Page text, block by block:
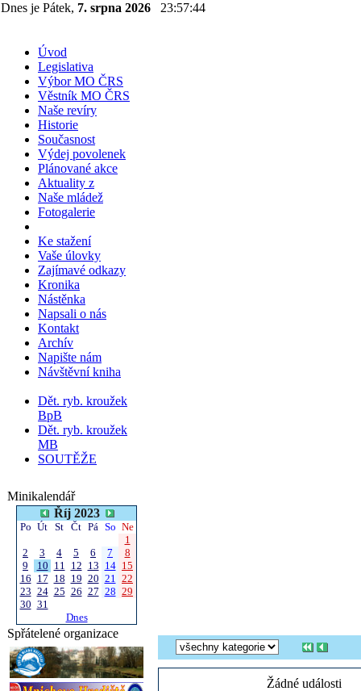
Dnes je Pátek, 7. srpna 2026 23:57:44
Úvod
Legislativa
Výbor MO ČRS
Věstník MO ČRS
Naše revíry
Historie
Současnost
Výdej povolenek
Plánované akce
Aktuality z
Naše mládež
Fotogalerie
Ke stažení
Vaše úlovky
Zajímavé odkazy
Kronika
Nástěnka
Napsali o nás
Kontakt
Archív
Napište nám
Návštěvní kniha
Dět. ryb. kroužek
BpB
Dět. ryb. kroužek
MB
SOUTĚŽE
Minikalendář
Říj 2023
Po Út St Čt Pá So Ne
1
2
3 4 5 6 7
8
9
10 11 12 13 14 15
16 17 18 19 20 21 22
23 24 25 26 27 28 29
30 31
Dnes
Spřátelené organizace
Žádné události